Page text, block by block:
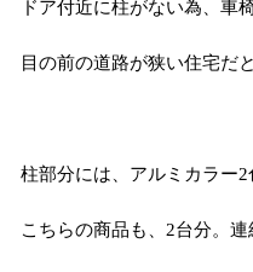
ドア付近に柱がない為、車
目の前の道路が狭い住宅だ
柱部分には、アルミカラー2
こちらの商品も、 2台分。連